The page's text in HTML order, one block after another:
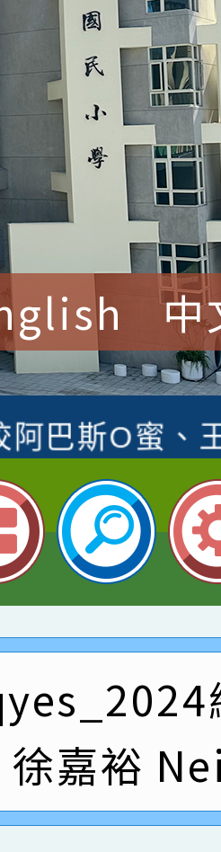
中
參加桃園市中
教師榮獲社
阿巴斯O蜜、
園市科展 國
師王老師、
四年二班張O
競賽國小朗讀
林老師
參加桃園市中
教師榮獲教
參與2026世
名。
參加桃園市中
教師榮獲社
阿巴斯O蜜、
園市科展 國
師王老師、
四年二班張O
競賽國小朗讀
林老師
參加桃園市中
教師榮獲教
參與2026世
徐嘉裕